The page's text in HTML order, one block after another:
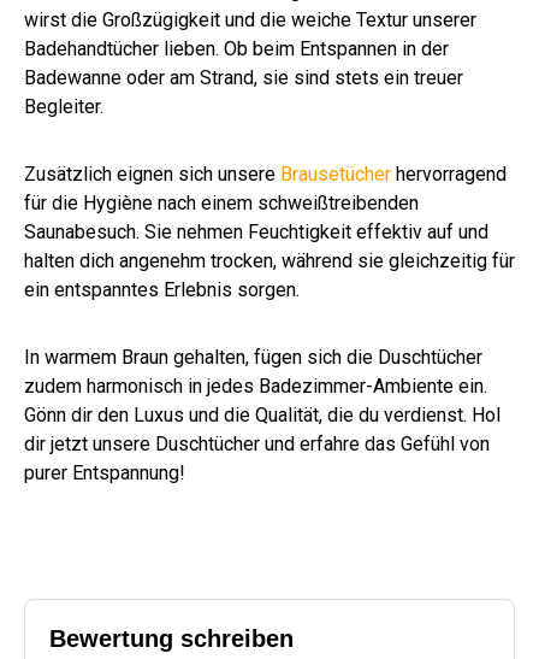
wirst die Großzügigkeit und die weiche Textur unserer
Badehandtücher lieben. Ob beim Entspannen in der
Badewanne oder am Strand, sie sind stets ein treuer
Begleiter.
Zusätzlich eignen sich unsere Brausetücher hervorragend
für die Hygiène nach einem schweißtreibenden
Saunabesuch. Sie nehmen Feuchtigkeit effektiv auf und
halten dich angenehm trocken, während sie gleichzeitig für
ein entspanntes Erlebnis sorgen.
In warmem Braun gehalten, fügen sich die Duschtücher
zudem harmonisch in jedes Badezimmer-Ambiente ein.
Gönn dir den Luxus und die Qualität, die du verdienst. Hol
dir jetzt unsere Duschtücher und erfahre das Gefühl von
purer Entspannung!
Bewertung schreiben